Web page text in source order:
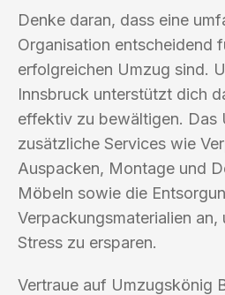
Denke daran, dass eine
Organisation entscheidend
erfolgreichen Umzug sind.
Innsbruck unterstützt dich
effektiv zu bewältigen. Das
zusätzliche Services wie
Auspacken, Montage und
Möbeln sowie die
Verpackungsmaterialien an,
Stress zu ersparen.
Vertraue auf Umzugskönig